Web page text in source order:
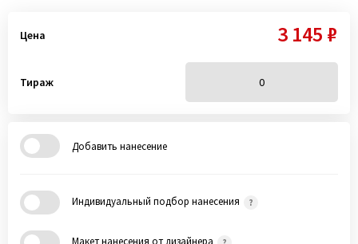
Цена 3 145 ₽
Тираж
Добавить нанесение
Индивидуальный подбор нанесения
Макет нанесения от дизайнера